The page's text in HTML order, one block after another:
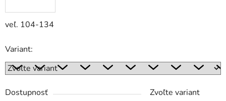
veľ. 104-134
Variant:
Dostupnosť
Zvoľte variant